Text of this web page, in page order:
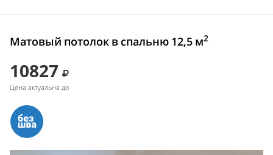
Матовый потолок в спальню 12,5 м2
10827
Цена актуальна до